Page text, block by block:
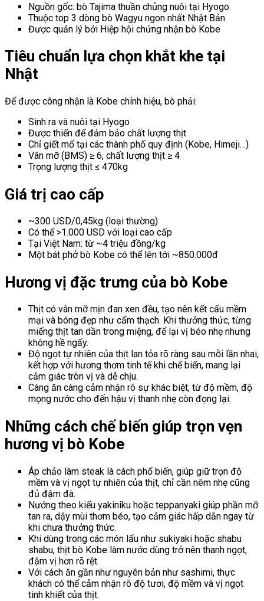
Nguồn gốc: bò Tajima thuần chủng nuôi tại Hyogo
Thuộc top 3 dòng bò Wagyu ngon nhất Nhật Bản
Được quản lý bởi Hiệp hội chứng nhận bò Kobe
Tiêu chuẩn lựa chọn khắt khe tại
Nhật
Để được công nhận là Kobe chính hiệu, bò phải:
Sinh ra và nuôi tại Hyogo
Được thiến để đảm bảo chất lượng thịt
Chỉ giết mổ tại các thành phố quy định (Kobe, Himeji…)
Vân mỡ (BMS) ≥ 6, chất lượng thịt ≥ 4
Trọng lượng thịt ≤ 470kg
Giá trị cao cấp
~300 USD/0,45kg (loại thường)
Có thể >1.000 USD với loại cao cấp
Tại Việt Nam: từ ~4 triệu đồng/kg
Một bát phở bò Kobe có thể lên tới ~850.000đ
Hương vị đặc trưng của bò Kobe
Thịt có vân mỡ mịn đan xen đều, tạo nên kết cấu mềm
mại và bóng đẹp như cẩm thạch. Khi thưởng thức, từng
miếng thịt tan dần trong miệng, để lại vị béo nhẹ nhưng
không hề ngấy.
Độ ngọt tự nhiên của thịt lan tỏa rõ ràng sau mỗi lần nhai,
kết hợp với hương thơm tinh tế khi chế biến, mang lại
cảm giác tròn vị và dễ chịu.
Càng ăn càng cảm nhận rõ sự khác biệt, từ độ mềm, độ
mọng nước cho đến hậu vị thanh nhẹ còn đọng lại.
Những cách chế biến giúp trọn vẹn
hương vị bò Kobe
Áp chảo làm steak là cách phổ biến, giúp giữ trọn độ
mềm và vị ngọt tự nhiên của thịt, chỉ cần nêm nhẹ cũng
đủ đậm đà.
Nướng theo kiểu yakiniku hoặc teppanyaki giúp phần mỡ
tan ra, dậy mùi thơm béo, tạo cảm giác hấp dẫn ngay từ
khi chưa thưởng thức.
Khi dùng trong các món lẩu như sukiyaki hoặc shabu
shabu, thịt bò Kobe làm nước dùng trở nên thanh ngọt,
đậm vị hơn rõ rệt.
Với cách ăn gần như nguyên bản như sashimi, thực
khách có thể cảm nhận rõ độ tươi, độ mềm và vị ngọt
tinh khiết của thịt.